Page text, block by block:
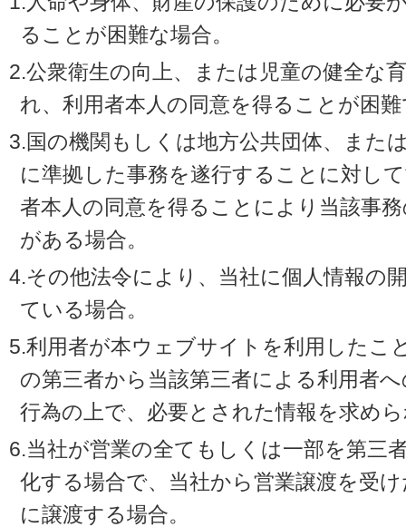
ることが困難な場合。
2.公衆衛生の向上、または児童の健全な
れ、利用者本人の同意を得ることが困
3.国の機関もしくは地方公共団体、また
に準拠した事務を遂行することに対し
者本人の同意を得ることにより当該事
がある場合。
4.その他法令により、当社に個人情報の
ている場合。
5.利用者が本ウェブサイトを利用したこ
の第三者から当該第三者による利用者
行為の上で、必要とされた情報を求め
6.当社が営業の全てもしくは一部を第三
化する場合で、当社から営業譲渡を受
に譲渡する場合。